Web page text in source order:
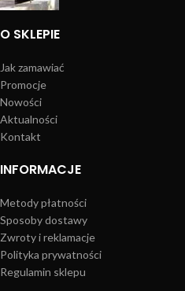
O SKLEPIE
Jak zamawiać
Promocje
Nowości
Aktualności
Kontakt
INFORMACJE
Metody płatności
Sposoby dostawy
Zwroty i reklamacje
Polityka prywatności
Regulamin sklepu